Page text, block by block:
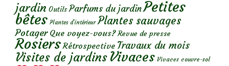
jardin Outils Parfums du jardinPetites
bêtes Plantes d’intérieur Plantes sauvages
Potager Que voyez-vous? Revue de presse
Rosiers Rétrospective Travaux du mois
Visites de jardins Vivaces Vivaces couvre-sol